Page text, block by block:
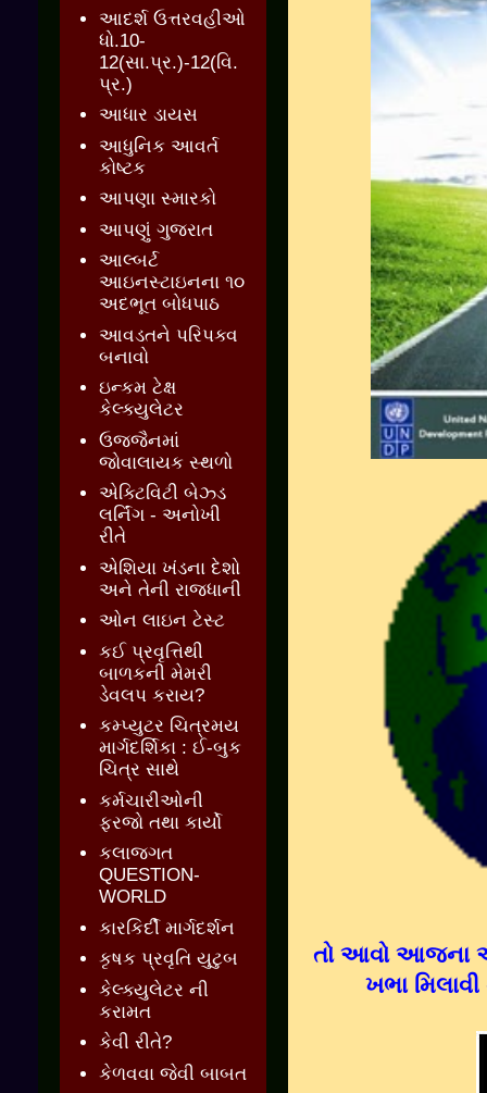
તો આવો
ખભા
આદર્શ ઉત્તરવહીઓ
ધો.10-
12(સા.પ્ર.)-12(વિ.
પ્ર.)
આધાર ડાયસ
આધુનિક આવર્ત
કોષ્ટક
આપણા સ્મારકો
આપણું ગુજરાત
આલ્બર્ટ
આઇનસ્ટાઇનના ૧૦
અદભૂત બોધપાઠ
આવડતને પરિપક્વ
બનાવો
ઇન્કમ ટેક્ષ
કેલ્ક્યુલેટર
ઉજ્જૈનમાં
જોવાલાયક સ્થળો
એક્ટિવિટી બેઝ્ડ
લર્નિંગ - અનોખી
રીતે
એશિયા ખંડના દેશો
અને તેની રાજધાની
ઓન લાઇન ટેસ્ટ
કઈ પ્રવૃત્તિથી
બાળકની મેમરી
ડેવલપ કરાય?
કમ્પ્યુટર ચિત્રમય
માર્ગદર્શિકા : ઈ-બુક
ચિત્ર સાથે
કર્મચારીઓની
ફરજો તથા કાર્યો
કલાજગત
QUESTION-
WORLD
કારકિર્દી માર્ગદર્શન
કૃષક પ્રવૃતિ યુટુબ
કેલ્ક્યુલેટર ની
કરામત
કેવી રીતે?
કેળવવા જેવી બાબત